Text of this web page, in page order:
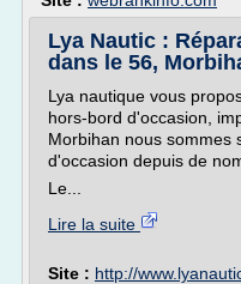
Lya Nautic :
dans le 56,
Lya nautique vous
hors-bord d'occasion,
Morbihan nous sommes
d'occasion depuis de
Le...
Lire la suite
Site : http://